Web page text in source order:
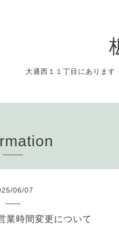
大通西１１丁目にあります
/06/07
業時間変更について